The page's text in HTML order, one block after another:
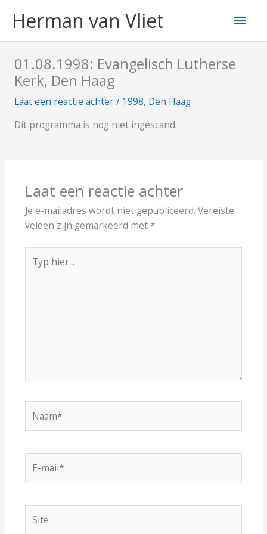
naarHerman van Vliet
01.08.1998: Evangelisch Lutherse
Kerk, Den Haag
Laat een reactie achter/ 1998, Den Haag
Dit programma is nog niet ingescand.
Laat een reactie achter
Je e-mailadres wordt niet gepubliceerd. Vereiste
velden zijn gemarkeerd met*
hier...
mail*